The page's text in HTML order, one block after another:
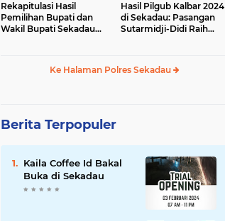
Rekapitulasi Hasil
Pemilihan Bupati dan
Wakil Bupati Sekadau
Hasil Pilgub Kalbar 2024
di Sekadau: Pasangan
Sutarmidji-Didi Raih
Ke Halaman Polres Sekadau
Berita Terpopuler
Kaila Coffee Id Bakal
Buka di Sekadau